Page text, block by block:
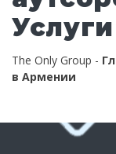
Услуги
The Only Group -
в Армении